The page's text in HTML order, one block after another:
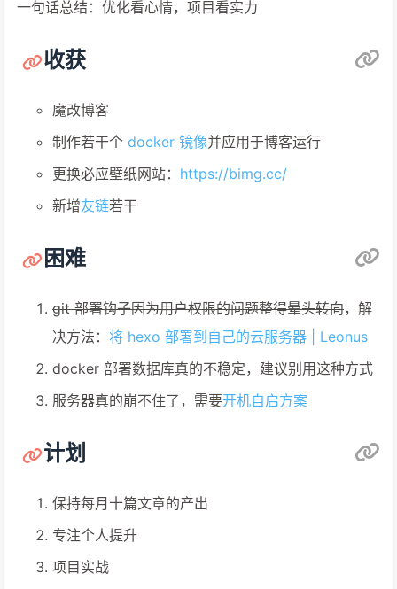
一句话总结：优化看心情，项目看实力
收获
魔改博客
制作若干个 docker 镜像并应用于博客运行
更换必应壁纸网站： https://bimg.cc/
新增友链若干
困难
git 部署钩子因为用户权限的问题整得晕头转向，解
决方法： 将 hexo 部署到自己的云服务器 | Leonus
docker 部署数据库真的不稳定，建议别用这种方式
服务器真的崩不住了，需要开机自启方案
计划
保持每月十篇文章的产出
专注个人提升
项目实战